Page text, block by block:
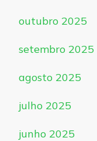
outubro 2025
setembro 2025
agosto 2025
julho 2025
junho 2025